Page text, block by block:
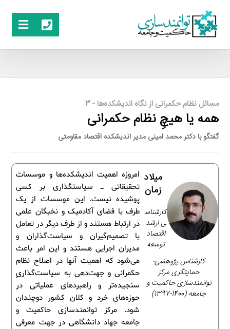
مسائل نظام حکمرانی از نگاه اندیشکده‌ها - 3
همه یا هیچِ نظام حکمرانی
گفتگو با دکتر محمد امینی مدیر اندیشکده اقتصاد مقاومتی
امروزه اهمیت اندیشکده‌ها و موسسات
تحقیقاتی ـ سیاستگذاری بر کسی
پوشیده نیست. این موسسات از یک
طرف با فضای آکادمیک و نخبگان علمی
در ارتباط هستند و از طرف دیگر در تعامل
با تصمیم‌گیران و سیاست‌گذاران و
مدیران اجرایی هستند و این امر باعث
می‌شود که اهمیت آنها در اصلاح نظام
حکمرانی و جهت‌دهی به سیاست‌گذاریِ
سنجیده‌تر و راهبردهای عملیاتی در
حوزه‌های خرد و کلان کشور دوچندان
شود. مرکز توانمندسازی حاکمیت و
جامعه جهاد دانشگاهی در جهت معرفی
میلاد
زمان
کارشناس
ی ارشد
اقتصاد
توسعه
کارشناس پژوهشی-
حمایتگری مرکز
توانمندسازی حاکمیت و
جامعه (1400-1397)